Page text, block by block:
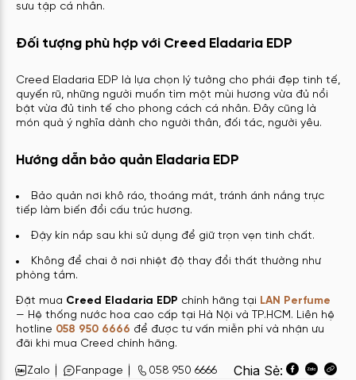
sưu tập cá nhân.
Đối tượng phù hợp với Creed Eladaria EDP
Creed Eladaria EDP là lựa chọn lý tưởng cho phái đẹp tinh tế,
quyến rũ, những người muốn tìm một mùi hương vừa đủ nổi
bật vừa đủ tinh tế cho phong cách cá nhân. Đây cũng là
món quà ý nghĩa dành cho người thân, đối tác, người yêu.
Hướng dẫn bảo quản Eladaria EDP
Bảo quản nơi khô ráo, thoáng mát, tránh ánh nắng trực
tiếp làm biến đổi cấu trúc hương.
Đậy kín nắp sau khi sử dụng để giữ trọn vẹn tinh chất.
Không để chai ở nơi nhiệt độ thay đổi thất thường như
phòng tắm.
Đặt mua Creed Eladaria EDP chính hãng tại LAN Perfume
— Hệ thống nước hoa cao cấp tại Hà Nội và TP.HCM. Liên hệ
hotline 058 950 6666 để được tư vấn miễn phí và nhận ưu
đãi khi mua Creed chính hãng.
Zalo Fanpage 058 950 6666 Chia Sẻ: